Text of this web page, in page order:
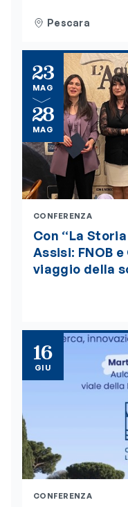
ECMPescara
23
MAG
28
MAG
CONFERENZA
Con “La
Assisi: FNOB
viaggio della
16
GIU
CONFERENZA